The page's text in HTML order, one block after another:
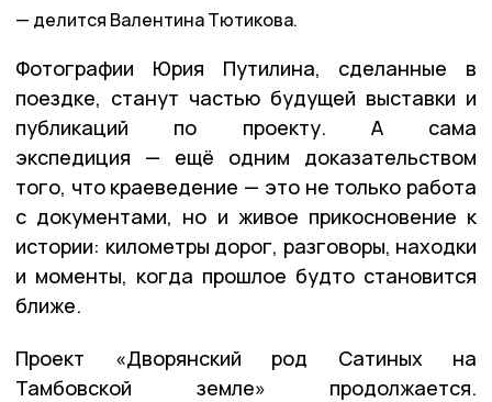
делится Валентина Тютикова.
Фотографии Юрия Путилина, сделанные в
поездке, станут частью будущей выставки и
публикаций по проекту. А сама
экспедиция — ещё одним доказательством
того, что краеведение — это не только работа
с документами, но и живое прикосновение к
истории: километры дорог, разговоры, находки
и моменты, когда прошлое будто становится
ближе.
Проект «Дворянский род Сатиных на
Тамбовской земле» продолжается.